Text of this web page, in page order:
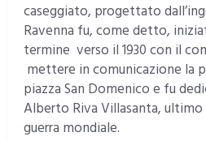
caseggiato, progettato
Ravenna fu, come detto,
termine verso il 1930 con il
mettere in comunicazione la
piazza San Domenico e fu
Alberto Riva Villasanta,
guerra mondiale.